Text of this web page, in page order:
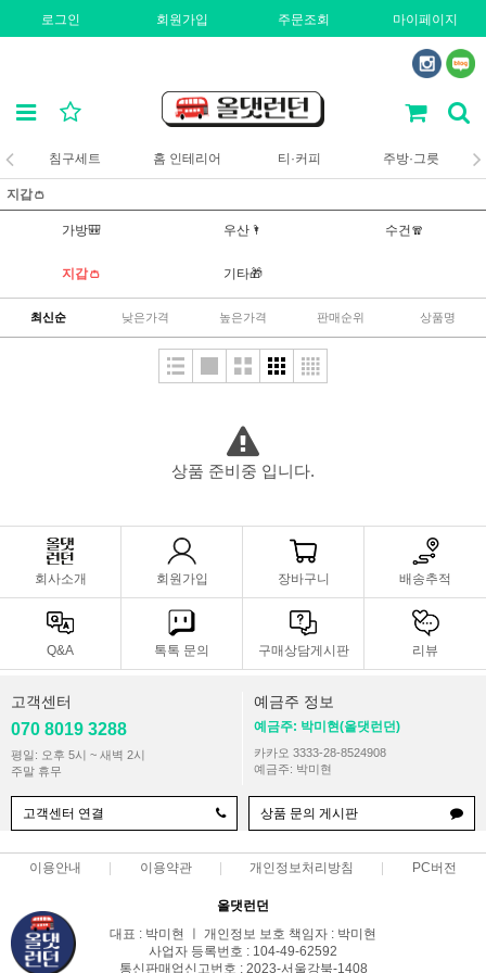
로그인 회원가입 주문조회 마이페이지
침구세트 홈 인테리어 티·커피 주방·그릇
지갑👛
가방🎒 우산🌂 수건🧣
지갑👛 기타🎁
최신순 낮은가격 높은가격 판매순위 상품명
상품 준비중 입니다.
회사소개 회원가입 장바구니 배송추적
Q&A 톡톡 문의 구매상담게시판 리뷰
고객센터
070 8019 3288
평일: 오후 5시 ~ 새벽 2시
주말 휴무
예금주 정보
예금주: 박미현(올댓런던)
카카오 3333-28-8524908
예금주: 박미현
고객센터 연결 상품 문의 게시판
이용안내 이용약관 개인정보처리방침 PC버전
올댓런던
대표 : 박미현 ㅣ 개인정보 보호 책임자 : 박미현
사업자 등록번호 : 104-49-62592
통신판매업신고번호 : 2023-서울강북-1408